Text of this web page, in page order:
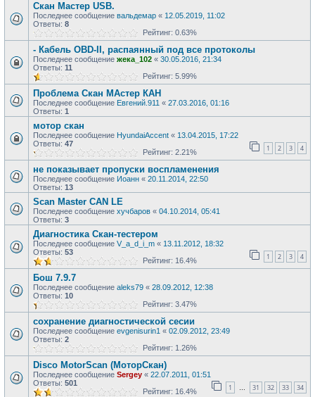
Скан Мастер USB.
Последнее сообщение вальдемар « 12.05.2019, 11:02
Ответы: 8
Рейтинг: 0.63%
- Кабель OBD-II, распаянный под все протоколы
Последнее сообщение жека_102 « 30.05.2016, 21:34
Ответы: 11
Рейтинг: 5.99%
Проблема Скан МАстер КАН
Последнее сообщение Евгений.911 « 27.03.2016, 01:16
Ответы: 1
мотор скан
Последнее сообщение HyundaiAccent « 13.04.2015, 17:22
Ответы: 47 1 2 3 4
Рейтинг: 2.21%
не показывает пропуски воспламенения
Последнее сообщение Иоанн « 20.11.2014, 22:50
Ответы: 13
Scan Master CAN LE
Последнее сообщение хучбаров « 04.10.2014, 05:41
Ответы: 3
Диагностика Скан-тестером
Последнее сообщение V_a_d_i_m « 13.11.2012, 18:32
Ответы: 53 1 2 3 4
Рейтинг: 16.4%
Бош 7.9.7
Последнее сообщение aleks79 « 28.09.2012, 12:38
Ответы: 10
Рейтинг: 3.47%
сохранение диагностической сесии
Последнее сообщение evgenisurin1 « 02.09.2012, 23:49
Ответы: 2
Рейтинг: 1.26%
Disco MotorScan (МоторСкан)
Последнее сообщение Sergey « 22.07.2011, 01:51
Ответы: 501 1 … 31 32 33 34
Рейтинг: 16.4%